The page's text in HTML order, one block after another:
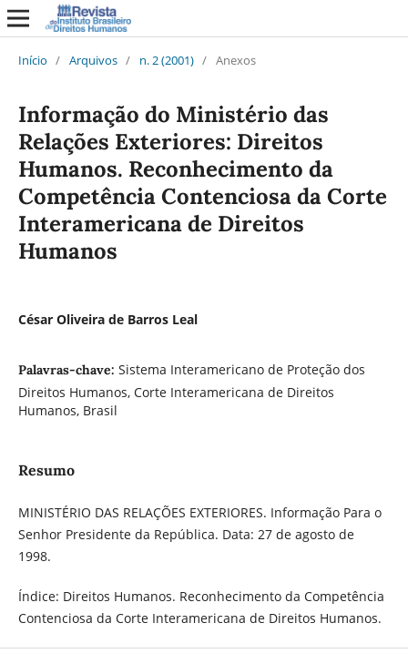
Início / Arquivos / n. 2 (2001) / Anexos
Informação do Ministério das
Relações Exteriores: Direitos
Humanos. Reconhecimento da
Competência Contenciosa da Corte
Interamericana de Direitos
Humanos
César Oliveira de Barros Leal
Palavras-chave: Sistema Interamericano de Proteção dos
Direitos Humanos, Corte Interamericana de Direitos
Humanos, Brasil
Resumo
MINISTÉRIO DAS RELAÇÕES EXTERIORES. Informação Para o
Senhor Presidente da República. Data: 27 de agosto de
1998.
Índice: Direitos Humanos. Reconhecimento da Competência
Contenciosa da Corte Interamericana de Direitos Humanos.